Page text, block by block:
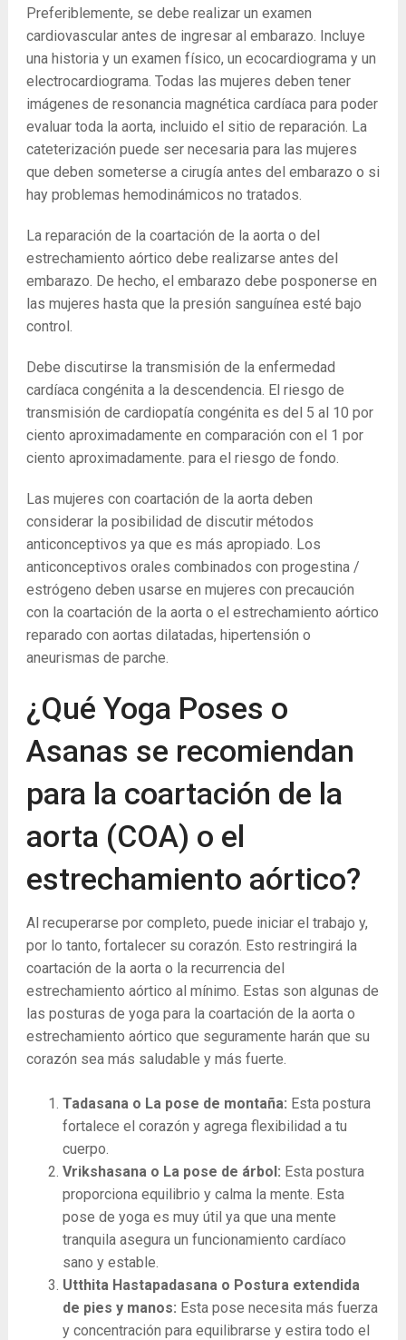
Preferiblemente, se debe realizar un examen
cardiovascular antes de ingresar al embarazo. Incluye
una historia y un examen físico, un ecocardiograma y un
electrocardiograma. Todas las mujeres deben tener
imágenes de resonancia magnética cardíaca para poder
evaluar toda la aorta, incluido el sitio de reparación. La
cateterización puede ser necesaria para las mujeres
que deben someterse a cirugía antes del embarazo o si
hay problemas hemodinámicos no tratados.
La reparación de la coartación de la aorta o del
estrechamiento aórtico debe realizarse antes del
embarazo. De hecho, el embarazo debe posponerse en
las mujeres hasta que la presión sanguínea esté bajo
control.
Debe discutirse la transmisión de la enfermedad
cardíaca congénita a la descendencia. El riesgo de
transmisión de cardiopatía congénita es del 5 al 10 por
ciento aproximadamente en comparación con el 1 por
ciento aproximadamente. para el riesgo de fondo.
Las mujeres con coartación de la aorta deben
considerar la posibilidad de discutir métodos
anticonceptivos ya que es más apropiado. Los
anticonceptivos orales combinados con progestina /
estrógeno deben usarse en mujeres con precaución
con la coartación de la aorta o el estrechamiento aórtico
reparado con aortas dilatadas, hipertensión o
aneurismas de parche.
¿Qué Yoga Poses o
Asanas se recomiendan
para la coartación de la
aorta (COA) o el
estrechamiento aórtico?
Al recuperarse por completo, puede iniciar el trabajo y,
por lo tanto, fortalecer su corazón. Esto restringirá la
coartación de la aorta o la recurrencia del
estrechamiento aórtico al mínimo. Estas son algunas de
las posturas de yoga para la coartación de la aorta o
estrechamiento aórtico que seguramente harán que su
corazón sea más saludable y más fuerte.
Tadasana o La pose de montaña: Esta postura
fortalece el corazón y agrega flexibilidad a tu
cuerpo.
Vrikshasana o La pose de árbol: Esta postura
proporciona equilibrio y calma la mente. Esta
pose de yoga es muy útil ya que una mente
tranquila asegura un funcionamiento cardíaco
sano y estable.
Utthita Hastapadasana o Postura extendida
de pies y manos: Esta pose necesita más fuerza
y ​​concentración para equilibrarse y estira todo el